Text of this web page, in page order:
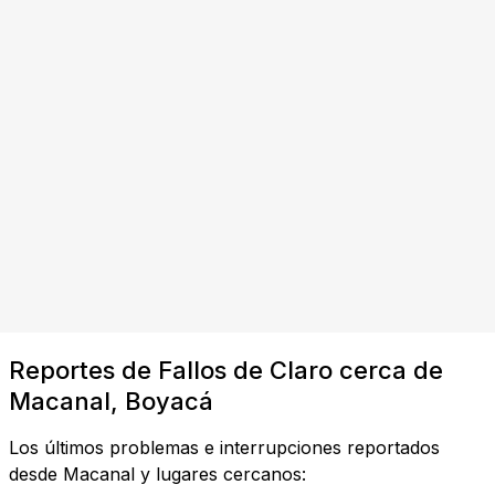
Reportes de Fallos de Claro cerca de
Macanal, Boyacá
Los últimos problemas e interrupciones reportados
desde Macanal y lugares cercanos: